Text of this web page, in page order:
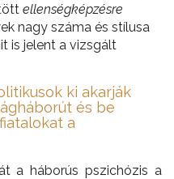
ellenségképzésre
nagy száma és stílusa
is jelent a vizsgált
ki akarják
és be
a
a háborús pszichózis a